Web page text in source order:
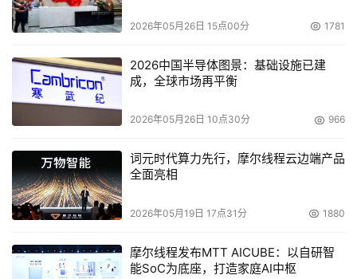
答：最主要的原因当然是存储器硬件产品市场竞争
激烈，导致产品价格下滑，使得硬件制造商的利润降低。但
这些硬件制造商所提供的软件是不具备什么兼容功能的。
问：那这部分杀入存储器软件市场的硬件制造商之
中，哪些公司的业绩还不俗呢？
答：IBM因它服务水平、惠普因它硬件的适用性、
Sun公司因它产品的高性能都取得了不错的市场份额。当然
还有Linux。
答：在跨平台操作技术上多做文章。因为Linux的应
2026年05月26日 15点00分 1781
2026中国半导体图景：基础设施已建
成，全球市场再平衡
2026年05月26日 10点30分 966
词元时代算力先行，摩尔线程云边端产品
全面亮相
2026年05月19日 17点31分 1880
摩尔线程发布MTT AICUBE：以自研智
能SoC为底座，打造家庭AI中枢